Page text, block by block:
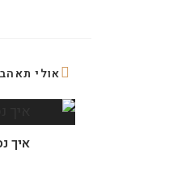
אולי
איך